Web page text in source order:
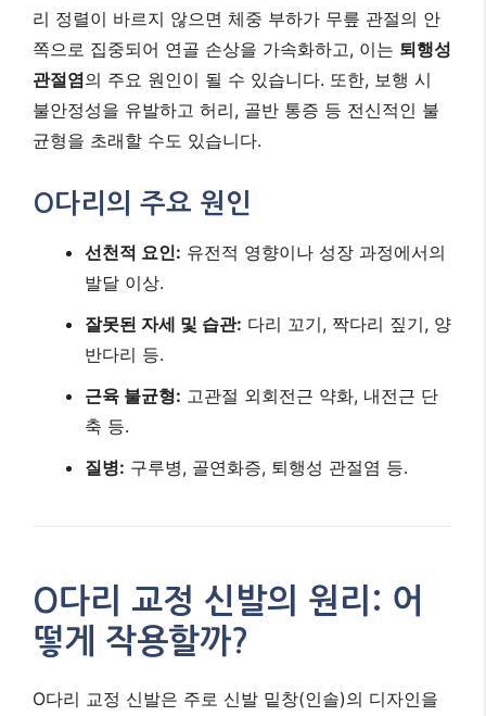
리 정렬이 바르지 않으면 체중 부하가 무릎 관절의 안
쪽으로 집중되어 연골 손상을 가속화하고, 이는 퇴행성
관절염의 주요 원인이 될 수 있습니다. 또한, 보행 시
불안정성을 유발하고 허리, 골반 통증 등 전신적인 불
균형을 초래할 수도 있습니다.
O다리의 주요 원인
선천적 요인: 유전적 영향이나 성장 과정에서의
발달 이상.
잘못된 자세 및 습관: 다리 꼬기, 짝다리 짚기, 양
반다리 등.
근육 불균형: 고관절 외회전근 약화, 내전근 단
축 등.
질병: 구루병, 골연화증, 퇴행성 관절염 등.
O다리 교정 신발의 원리: 어
떻게 작용할까?
O다리 교정 신발은 주로 신발 밑창(인솔)의 디자인을